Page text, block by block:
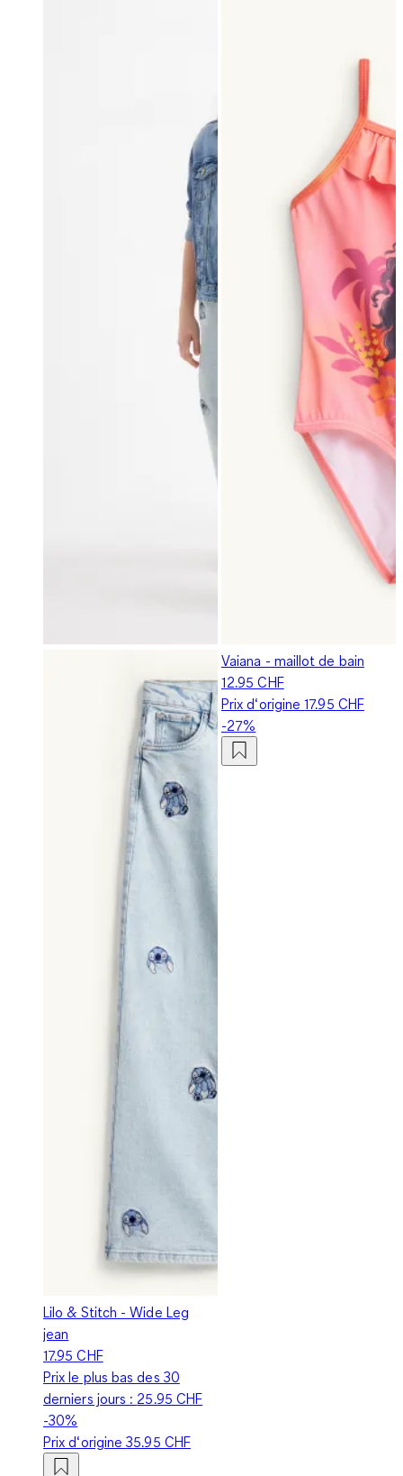
Lilo & Stitch - Wide Leg
jean
17.95 CHF
Prix le plus bas des 30
derniers jours : 25.95 CHF
-30%
Prix d‘origine35.95 CHF
Vaiana - maillot de bain
12.95 CHF
Prix d‘origine17.95 CHF
-27%